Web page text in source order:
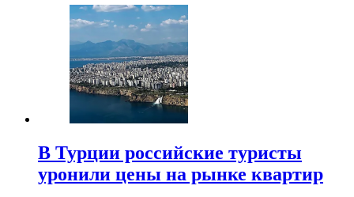
В Турции российские туристы
уронили цены на рынке квартир